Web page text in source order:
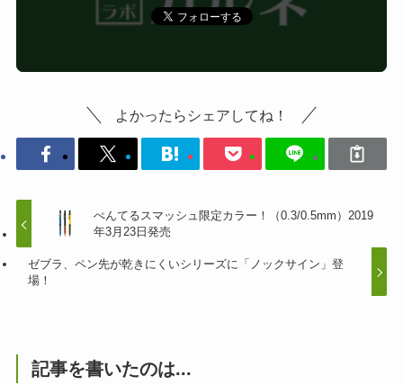
よかったらシェアしてね！
ぺんてるスマッシュ限定カラー！（0.3/0.5mm）2019
年3月23日発売
ゼブラ、ペン先が乾きにくいシリーズに「ノックサイン」登
場！
記事を書いたのは...